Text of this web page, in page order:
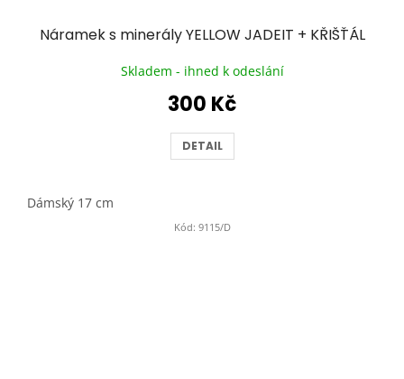
Náramek s minerály YELLOW JADEIT + KŘIŠŤÁL
Skladem - ihned k odeslání
300 Kč
DETAIL
Dámský 17 cm
Kód: 9115/D